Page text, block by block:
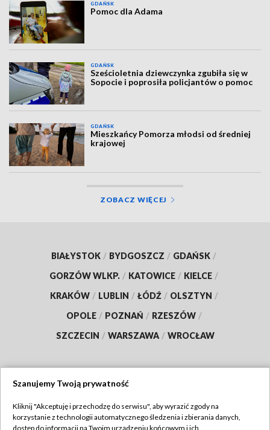
GDAŃSK
Pomoc dla Adama
GDAŃSK
Sześcioletnia dziewczynka zgubiła się w
Sopocie i poprosiła policjantów o pomoc
GDAŃSK
Mieszkańcy Pomorza młodsi od średniej
krajowej
ZOBACZ WIĘCEJ
BIAŁYSTOK / BYDGOSZCZ / GDAŃSK /
GORZÓW WLKP. / KATOWICE / KIELCE /
KRAKÓW / LUBLIN / ŁÓDŹ / OLSZTYN /
OPOLE / POZNAŃ / RZESZÓW /
SZCZECIN / WARSZAWA / WROCŁAW
TVP
Szanujemy Twoją prywatność
Kliknij "Akceptuję i przechodzę do serwisu", aby wyrazić zgody na
korzystanie z technologii automatycznego śledzenia i zbierania danych,
dostęp do informacji na Twoim urządzeniu końcowym i ich